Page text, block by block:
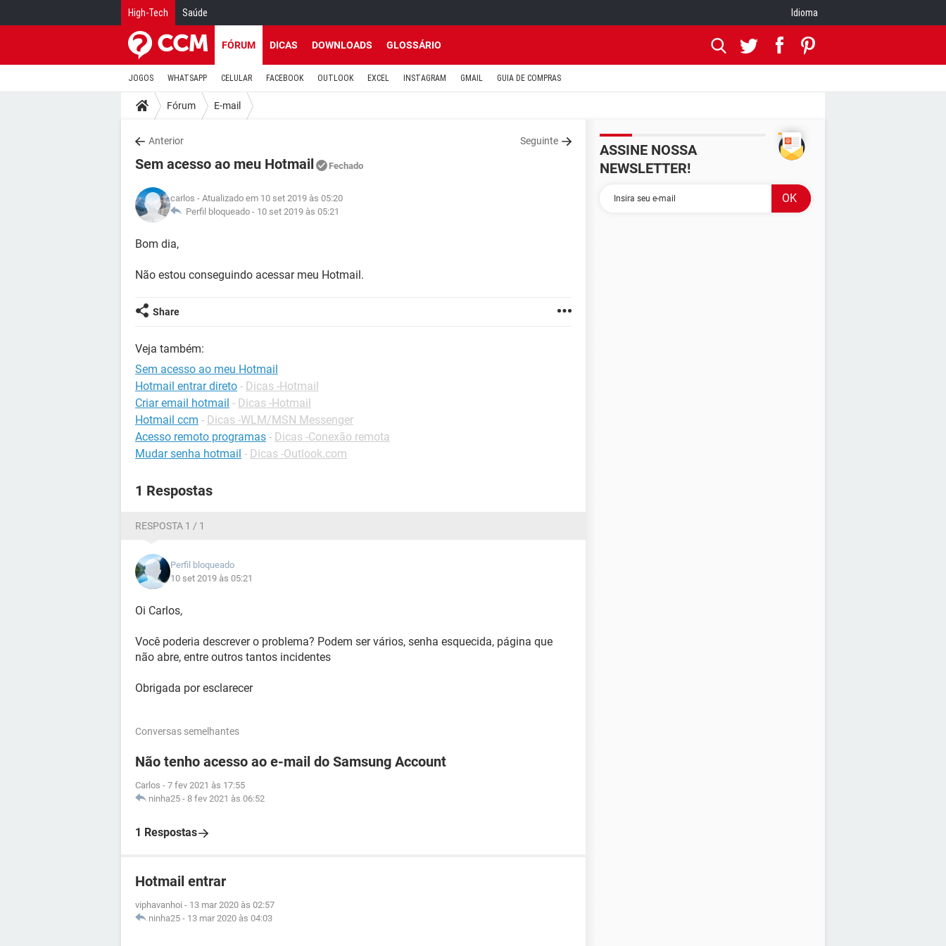
High-Tech Saúde Idioma
FÓRUM DICAS DOWNLOADS GLOSSÁRIO
JOGOS WHATSAPP CELULAR FACEBOOK OUTLOOK EXCEL INSTAGRAM GMAIL GUIA DE COMPRAS
Fórum E-mail
Anterior Seguinte
Sem acesso ao meu Hotmail Fechado
carlos - Atualizado em 10 set 2019 às 05:20
Perfil bloqueado - 10 set 2019 às 05:21
Bom dia,
Não estou conseguindo acessar meu Hotmail.
Share
Veja também:
Sem acesso ao meu Hotmail
Hotmail entrar direto - Dicas -Hotmail
Criar email hotmail - Dicas -Hotmail
Hotmail ccm - Dicas -WLM/MSN Messenger
Acesso remoto programas - Dicas -Conexão remota
Mudar senha hotmail - Dicas -Outlook.com
1 Respostas
RESPOSTA 1 / 1
Perfil bloqueado
10 set 2019 às 05:21
Oi Carlos,
Você poderia descrever o problema? Podem ser vários, senha esquecida, página que
não abre, entre outros tantos incidentes
Obrigada por esclarecer
Conversas semelhantes
Não tenho acesso ao e-mail do Samsung Account
Carlos - 7 fev 2021 às 17:55
ninha25 - 8 fev 2021 às 06:52
1 Respostas
Hotmail entrar
viphavanhoi - 13 mar 2020 às 02:57
ninha25 - 13 mar 2020 às 04:03
ASSINE NOSSA
NEWSLETTER!